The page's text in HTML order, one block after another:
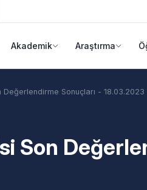
Akademik Araştırma
Değerlendirme Sonuçları - 18.03.2023
Son